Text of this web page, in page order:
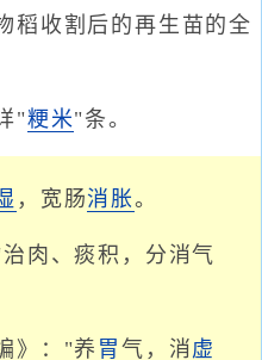
稻收割后的再生苗的全
"粳米"条。
，宽肠消胀。
肉、痰积，分消气
》："养 胃气，消 虚